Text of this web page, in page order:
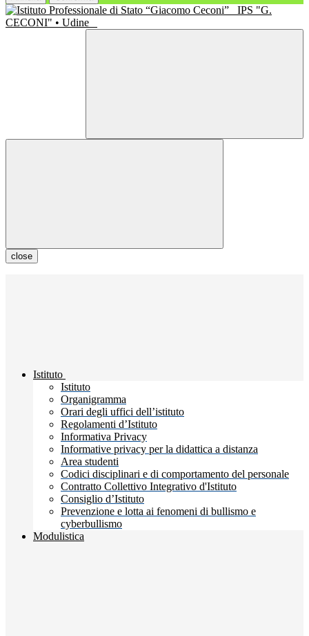
IPS "G.
CECONI" • Udine
close
Istituto
Istituto
Organigramma
Orari degli uffici dell’istituto
Regolamenti d’Istituto
Informativa Privacy
Informative privacy per la didattica a distanza
Area studenti
Codici disciplinari e di comportamento del personale
Contratto Collettivo Integrativo d'Istituto
Consiglio d’Istituto
Prevenzione e lotta ai fenomeni di bullismo e
cyberbullismo
Modulistica